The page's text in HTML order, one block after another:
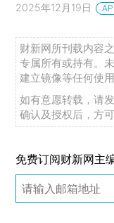
2025年12月19日
财新网所刊载内容
专属所有或持有。
建立镜像等任何使用
如有意愿转载，请
确认及授权后，方可
免费订阅财新网主